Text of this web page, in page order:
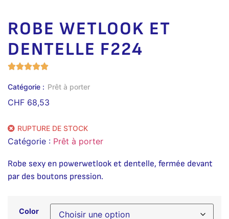
ROBE WETLOOK ET
DENTELLE F224
Catégorie : Prêt à porter
CHF 68,53
RUPTURE DE STOCK
Catégorie : Prêt à porter
Robe sexy en powerwetlook et dentelle, fermée devant
par des boutons pression.
Color